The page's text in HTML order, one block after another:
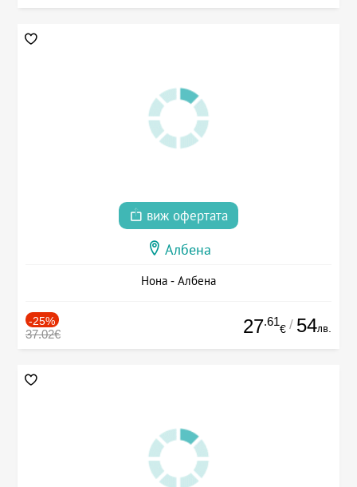
виж офертата
Албена
Нона - Албена
-25%
37.02€ 27.61
€ / 54лв.